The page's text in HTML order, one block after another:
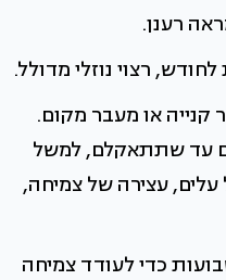
רענן.
רצוי נוזלי מדולל.
או מעבר מקום.
עד שתתאקלם, למשל
עצירה של צמיחה,
כדי לעודד צמיחה